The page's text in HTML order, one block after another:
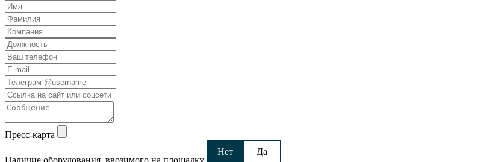
Пресс-карта
Наличие оборудования, ввозимого на площадку
Нет Да